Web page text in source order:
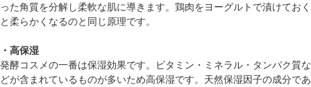
った角質を分解し柔軟な肌に導きます。鶏肉をヨーグルトで漬けておく
と柔らかくなるのと同じ原理です。
・高保湿
発酵コスメの一番は保湿効果です。ビタミン・ミネラル・タンパク質な
どが含まれているものが多いため高保湿です。天然保湿因子の成分であ